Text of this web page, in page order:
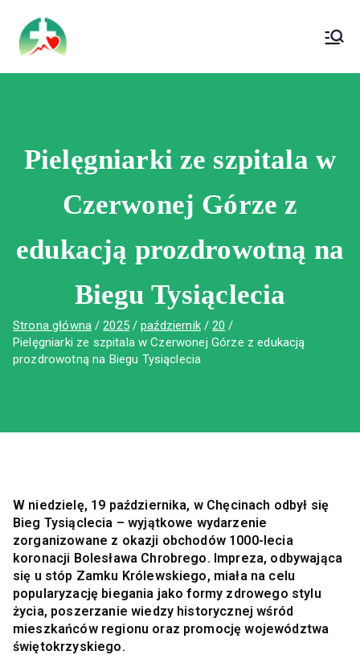
treści
Wojewódzki Szpital Specjalistyczny im.
Św. Rafała w Czerwonej Górze
Pielęgniarki ze szpitala w
Czerwonej Górze z
edukacją prozdrowotną na
Biegu Tysiąclecia
Strona główna 2025 październik
20
Pielęgniarki ze szpitala w Czerwonej Górze z edukacją
prozdrowotną na Biegu Tysiąclecia
W niedzielę, 19 października, w Chęcinach odbył się
Bieg Tysiąclecia – wyjątkowe wydarzenie
zorganizowane z okazji obchodów 1000-lecia
koronacji Bolesława Chrobrego. Impreza, odbywająca
się u stóp Zamku Królewskiego, miała na celu
popularyzację biegania jako formy zdrowego stylu
życia, poszerzanie wiedzy historycznej wśród
mieszkańców regionu oraz promocję województwa
świętokrzyskiego.